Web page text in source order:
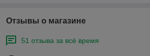
Отзывы о магазине
51 отзыва за всё время